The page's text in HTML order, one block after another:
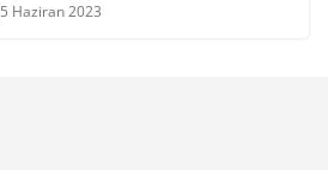
5 Haziran 2023